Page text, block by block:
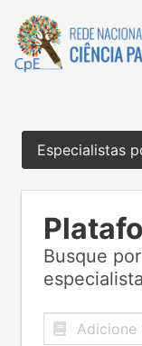
Especialistas
Busque